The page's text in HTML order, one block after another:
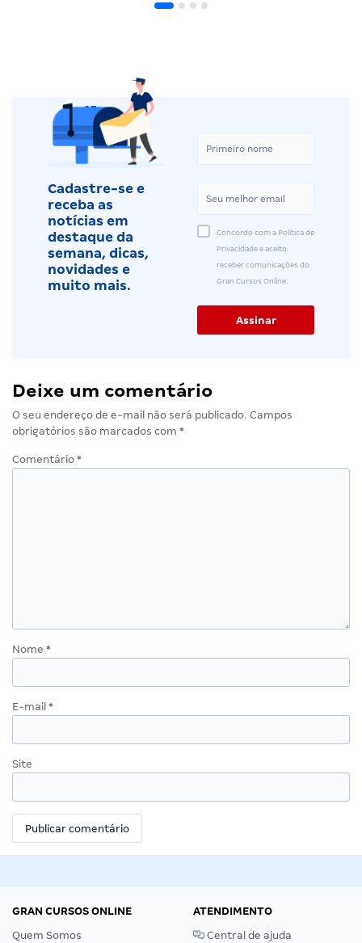
Cadastre-se e
receba as
notícias em
destaque da
semana, dicas,
novidades e
muito mais.
Concordo com a Política de
Privacidade e aceito
receber comunicações do
Gran Cursos Online.
Deixe um comentário
O seu endereço de e-mail não será publicado. Campos
obrigatórios são marcados com *
Comentário *
Nome *
E-mail *
Site
GRAN CURSOS ONLINE
Quem Somos
ATENDIMENTO
Central de ajuda